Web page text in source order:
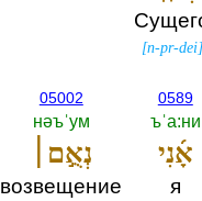
[n-pr-dei]
0589
ъˈа:ни
אָ֜נִי
я
05002
нәъˈум
נְאֻ֣ם׀
возвещение